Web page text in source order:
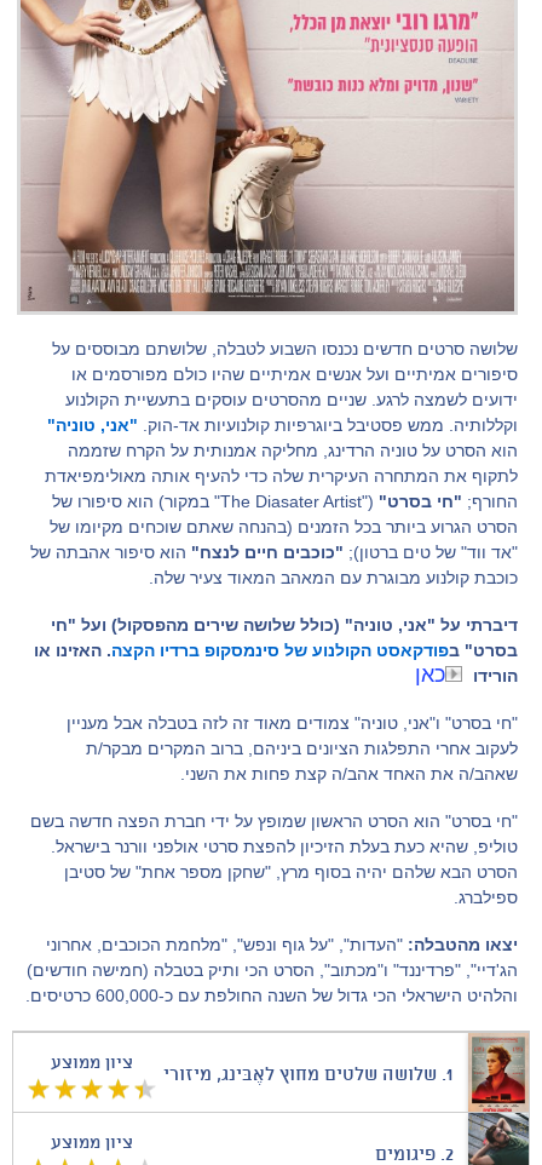
שלושה סרטים חדשים נכנסו השבוע לטבלה, שלושתם מבוססים על
סיפורים אמיתיים ועל אנשים אמיתיים שהיו כולם מפורסמים או
ידועים לשמצה לרגע. שניים מהסרטים עוסקים בתעשיית הקולנוע
וקללותיה. ממש פסטיבל ביוגרפיות קולנועיות אד-הוק. "אני, טוניה"
הוא הסרט על טוניה הרדינג, מחליקה אמנותית על הקרח שזממה
לתקוף את המתחרה העיקרית שלה כדי להעיף אותה מאולימפיאדת
החורף; "חי בסרט"
("The Diasater Artist" במקור) הוא סיפורו של
הסרט הגרוע ביותר בכל הזמנים (בהנחה שאתם שוכחים מקיומו של
"אד ווד" של טים ברטון); "כוכבים חיים לנצח" הוא סיפור אהבתה של
כוכבת קולנוע מבוגרת עם המאהב המאוד צעיר שלה.
דיברתי על "אני, טוניה" (כולל שלושה שירים מהפסקול) ועל "חי
בסרט" בפודקאסט הקולנוע של סינמסקופ ברדיו הקצה. האזינו או
הורידו
כאן
"חי בסרט" ו"אני, טוניה" צמודים מאוד זה לזה בטבלה אבל מעניין
לעקוב אחרי התפלגות הציונים ביניהם, ברוב המקרים מבקר/ת
שאהב/ה את האחד אהב/ה קצת פחות את השני.
"חי בסרט" הוא הסרט הראשון שמופץ על ידי חברת הפצה חדשה בשם
טוליפ, שהיא כעת בעלת הזיכיון להפצת סרטי אולפני וורנר בישראל.
הסרט הבא שלהם יהיה בסוף מרץ, "שחקן מספר אחת" של סטיבן
ספילברג.
יצאו מהטבלה: "העדות", "על גוף ונפש", "מלחמת הכוכבים, אחרוני
הג'דיי", "פרדיננד" ו"מכתוב", הסרט הכי ותיק בטבלה (חמישה חודשים)
והלהיט הישראלי הכי גדול של השנה החולפת עם כ-600,000 כרטיסים.
ציון ממוצע
1. שלושה שלטים מחוץ לאֶבּינג, מיזורי
ציון ממוצע
2. פיגומים